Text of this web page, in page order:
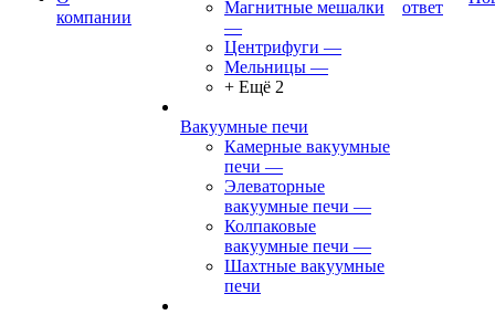
компании
Магнитные мешалки
—
Центрифуги —
Мельницы —
+ Ещё 2
Вакуумные печи
Камерные вакуумные
печи —
Элеваторные
вакуумные печи —
Колпаковые
вакуумные печи —
Шахтные вакуумные
печи
ответ